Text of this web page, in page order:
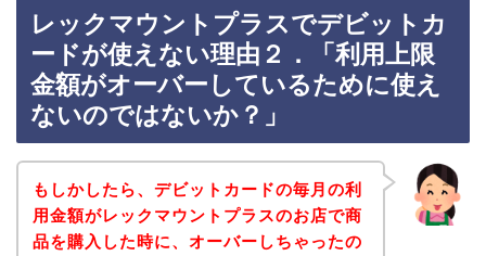
レックマウントプラスでデビットカ
ードが使えない理由２．「利用上限
金額がオーバーしているために使え
ないのではないか？」
もしかしたら、デビットカードの毎月の利
用金額がレックマウントプラスのお店で商
品を購入した時に、オーバーしちゃったの